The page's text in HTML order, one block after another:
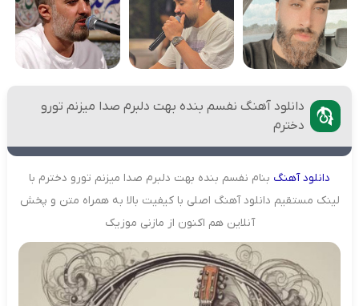
دانلود آهنگ نفسم بنده بهت دلبرم صدا میزنم تورو
دخترم
دانلودآهنگ بنام نفسم بنده بهت دلبرم صدا میزنم تورو دخترم با
لینک مستقیم دانلود آهنگ اصلی با کیفیت بالا به همراه متن و پخش
آنلاین هم اکنون از مازنی موزیک